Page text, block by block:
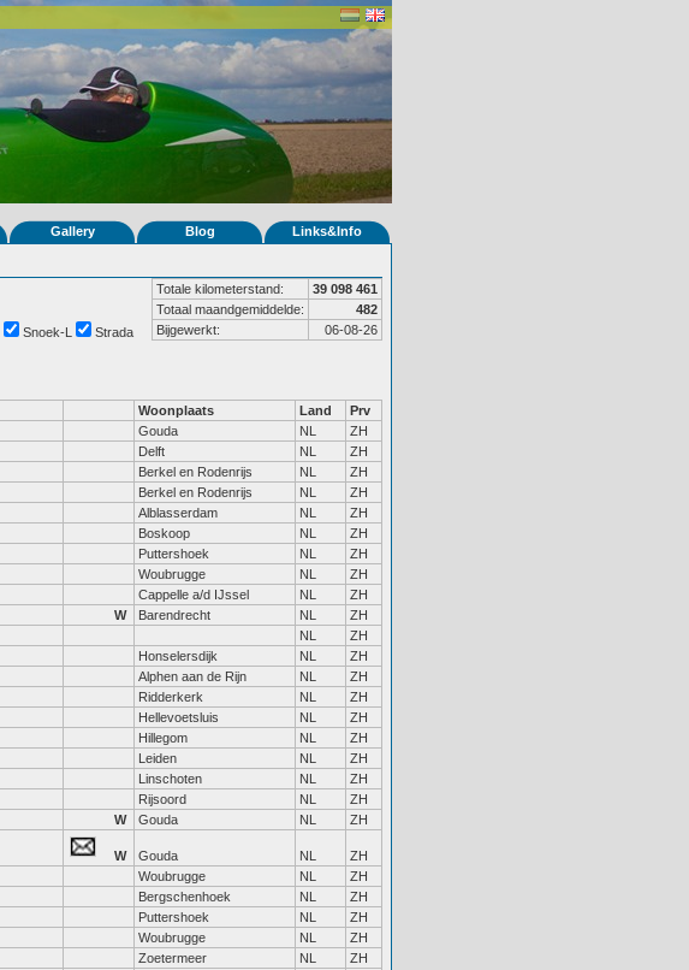
Gallery Blog Links&Info
Totale kilometerstand:
39 098 461
Totaal maandgemiddelde:
482
Bijgewerkt:
06-08-26
Snoek-L Strada
Woonplaats Land
Prv
Gouda NL
ZH
Delft NL
ZH
Berkel en Rodenrijs NL
ZH
Berkel en Rodenrijs NL
ZH
Alblasserdam NL
ZH
Boskoop NL
ZH
Puttershoek NL
ZH
Woubrugge NL
ZH
Cappelle a/d IJssel NL
ZH
W Barendrecht NL
ZH
NL
ZH
Honselersdijk NL
ZH
Alphen aan de Rijn NL
ZH
Ridderkerk NL
ZH
Hellevoetsluis NL
ZH
Hillegom NL
ZH
Leiden NL
ZH
Linschoten NL
ZH
Rijsoord NL
ZH
W Gouda NL ZH
W Gouda NL
ZH
Woubrugge NL
ZH
Bergschenhoek NL
ZH
Puttershoek NL
ZH
Woubrugge NL
ZH
Zoetermeer NL
ZH